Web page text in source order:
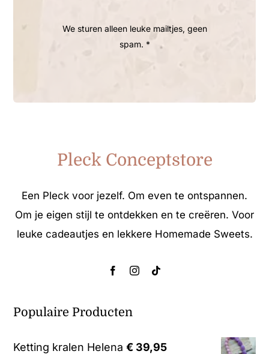
We sturen alleen leuke mailtjes, geen
spam. *
Pleck Conceptstore
Een Pleck voor jezelf. Om even te ontspannen.
Om je eigen stijl te ontdekken en te creëren. Voor
leuke cadeautjes en lekkere Homemade Sweets.
Populaire Producten
Ketting kralen Helena € 39,95